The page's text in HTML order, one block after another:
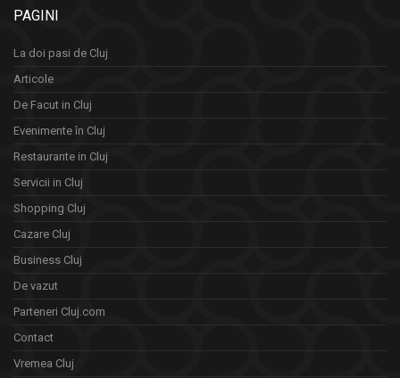
PAGINI
La doi pasi de Cluj
Articole
De Facut in Cluj
Evenimente în Cluj
Restaurante in Cluj
Servicii in Cluj
Shopping Cluj
Cazare Cluj
Business Cluj
De vazut
Parteneri Cluj.com
Contact
Vremea Cluj